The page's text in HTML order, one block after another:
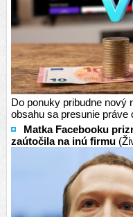
Do ponuky pribudne nový
obsahu sa presunie práve
Matka Facebooku
zaútočila na inú firmu